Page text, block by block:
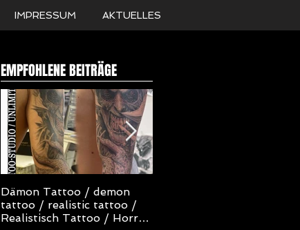
IMPRESSUM AKTUELLES
EMPFOHLENE BEITRÄGE
Dämon Tattoo / demon
tattoo / realistic tattoo /
Realistisch Tattoo / Horror